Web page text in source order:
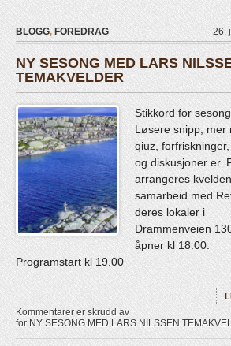
BLOGG, FOREDRAG 26.
NY SESONG MED LARS
TEMAKVELDER
Stikkord for
Løsere snipp, mer
qiuz,
og diskusjoner er.
arrangeres
samarbeid med
deres lokaler i
Drammenveien
åpner kl 18.00.
Programstart kl 19.00
Kommentarer er skrudd av
for NY SESONG MED LARS NILSSEN